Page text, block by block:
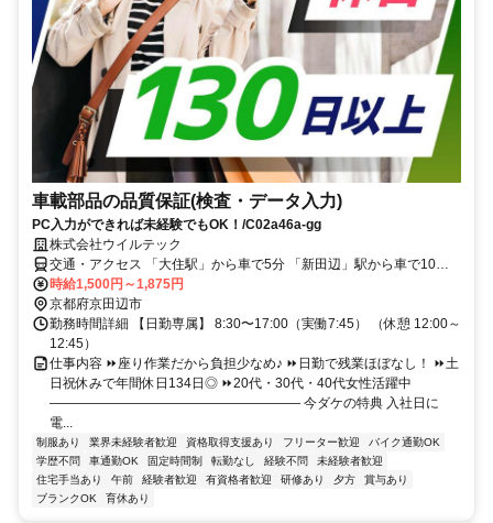
車載部品の品質保証(検査・データ入力)
PC入力ができれば未経験でもOK！/C02a46a-gg
株式会社ウイルテック
交通・アクセス 「大住駅」から車で5分 「新田辺」駅から車で10分
＊車/バイク/電車/バス/自転車/徒歩通勤OK
時給1,500円～1,875円
京都府京田辺市
勤務時間詳細 【日勤専属】 8:30〜17:00（実働7:45） （休憩 12:00～
12:45）
仕事内容 ⏩座り作業だから負担少なめ♪ ⏩日勤で残業ほぼなし！ ⏩土
日祝休みで年間休日134日◎ ⏩20代・30代・40代女性活躍中
――――――――――――――――――― 今ダケの特典 入社日に
電...
制服あり 業界未経験者歓迎 資格取得支援あり フリーター歓迎
バイク通勤OK
学歴不問
車通勤OK 固定時間制 転勤なし 経験不問
未経験者歓迎
住宅手当あり
午前 経験者歓迎 有資格者歓迎 研修あり 夕方
賞与あり
ブランクOK
育休あり